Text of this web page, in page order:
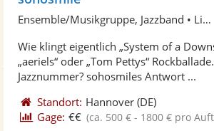
Ensemble/Musikgruppe, Jazzband • Live-Musiker
Wie klingt eigentlich „System of a
„aeriels“ oder „Tom Pettys“
Jazznummer? sohosmiles Antwort ...
Standort: Hannover (DE)
Gage: €€ (ca. 500 € - 1800 € pro